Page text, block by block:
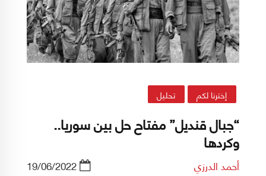
إخترنا لكم تحليل
“جبال قنديل” مفتاح حل بين سوريا..
وكردها
أحمد الدرزي 19/06/2022